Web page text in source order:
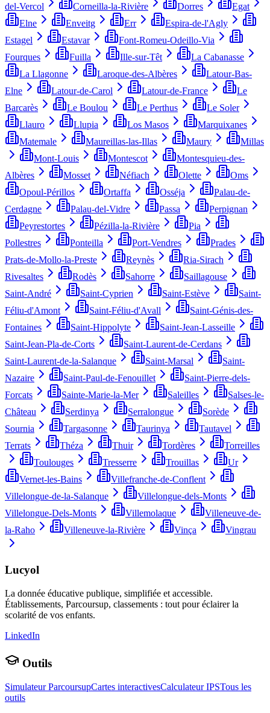
del-Vercol
Corneilla-la-Rivière Dorres
Egat
Elne
Enveitg Err
Espira-de-l'Agly
Estagel
Estavar
Font-Romeu-Odeillo-Via
Fourques
Fuilla Ille-sur-Têt
La Cabanasse
La Llagonne
Laroque-des-Albères
Latour-Bas-
Elne
Latour-de-Carol Latour-de-France
Le
Barcarès
Le Boulou Le Perthus
Le Soler
Llauro
Llupia Los Masos
Marquixanes
Matemale
Maureillas-las-Illas Maury
Millas
Mont-Louis
Montescot
Montesquieu-des-
Albères
Mosset Néfiach Olette
Oms
Opoul-Périllos
Ortaffa Osséja
Palau-de-
Cerdagne
Palau-del-Vidre Passa
Perpignan
Peyrestortes
Pézilla-la-Rivière
Pia
Pollestres
Ponteilla Port-Vendres
Prades
Prats-de-Mollo-la-Preste
Reynès
Ria-Sirach
Rivesaltes
Rodès Sahorre
Saillagouse
Saint-André
Saint-Cyprien Saint-Estève
Saint-
Féliu-d'Amont
Saint-Féliu-d'Avall
Saint-Génis-des-
Fontaines
Saint-Hippolyte
Saint-Jean-Lasseille
Saint-Jean-Pla-de-Corts
Saint-Laurent-de-Cerdans
Saint-Laurent-de-la-Salanque
Saint-Marsal
Saint-
Nazaire
Saint-Paul-de-Fenouillet
Saint-Pierre-dels-
Forcats
Sainte-Marie-la-Mer Saleilles
Salses-le-
Château
Serdinya Serralongue
Sorède
Sournia
Targasonne Taurinya
Tautavel
Terrats
Théza Thuir Tordères
Torreilles
Toulouges
Tresserre Trouillas
Ur
Vernet-les-Bains
Villefranche-de-Conflent
Villelongue-de-la-Salanque
Villelongue-dels-Monts
Villelongue-Dels-Monts
Villemolaque
Villeneuve-de-
la-Raho
Villeneuve-la-Rivière Vinça Vingrau
Lucyol
La donnée éducative publique, simplifiée et accessible.
Établissements, Parcoursup, classements : tout pour éclairer la
scolarité de vos enfants.
LinkedIn
Outils
Simulateur ParcoursupCartes interactivesCalculateur IPSTous les
outils